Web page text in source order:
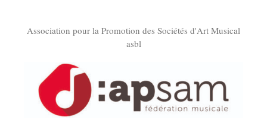
contenuAssociation pour la Promotion des Sociétés d'Art Musical
asbl